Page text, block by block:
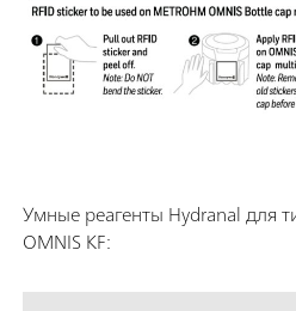
Умные реагенты Hydranal для
OMNIS KF: